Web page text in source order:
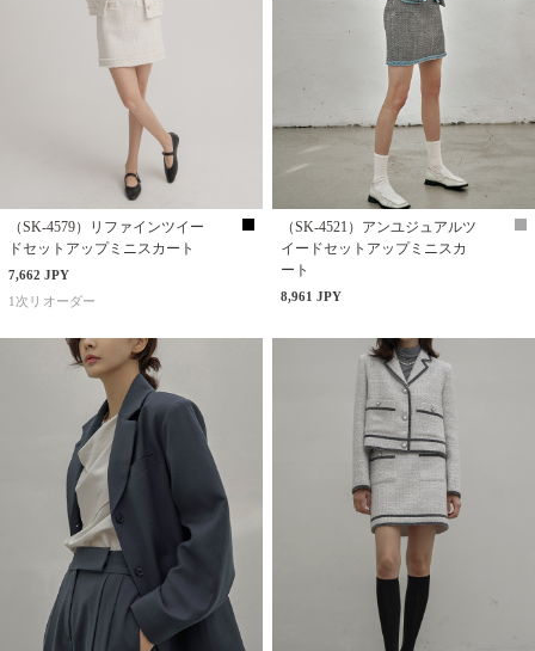
（SK-4579）リファインツイー
ドセットアップミニスカート
7,662 JPY
1次リオーダー
（SK-4521）アンユジュアルツ
イードセットアップミニスカ
ート
8,961 JPY